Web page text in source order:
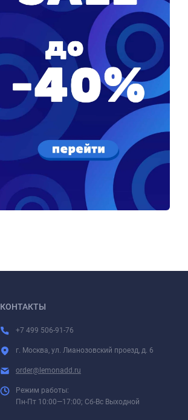
КОНТАКТЫ
+7 499 506-91-76
г. Москва, ул. Лианозовский проезд, д. 6
order@lemonadd.ru
Режим работы:
Пн-Пт 10:00—17:00; Сб-Вс Выходной